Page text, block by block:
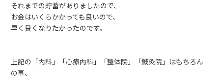
それまでの貯蓄がありましたので、
お金はいくらかかっても良いので、
早く良くなりたかったのです。
上記の「内科」「心療内科」「整体院」「鍼灸院」はもちろん
の事、